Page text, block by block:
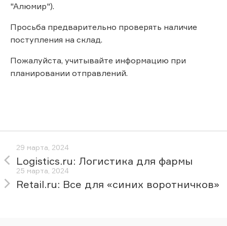
"Алюмир").
Просьба предварительно проверять наличие
поступления на склад.
Пожалуйста, учитывайте информацию при
планировании отправлений.
29 марта, 2024
Logistics.ru: Логистика для фармы
25 марта, 2024
Retail.ru: Все для «синих воротничков»